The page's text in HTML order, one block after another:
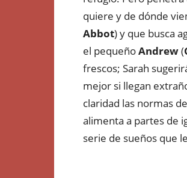
quiere y de dónde
Abbot) y que busca
el pequeñoAndrew(
frescos; Sarah
mejor si llegan
claridad las normas
alimenta a partes de
serie de sueños que